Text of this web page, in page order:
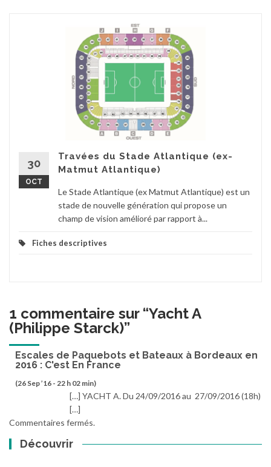
30
OCT
Travées du Stade Atlantique (ex-
Matmut Atlantique)
Le Stade Atlantique (ex Matmut Atlantique) est un
stade de nouvelle génération qui propose un
champ de vision amélioré par rapport à...
Fiches descriptives
1 commentaire sur “Yacht A
(Philippe Starck)”
Escales de Paquebots et Bateaux à Bordeaux en
2016 : C'est En France
(26 Sep ’16 - 22 h 02 min)
[…] YACHT A. Du 24/09/2016 au 27/09/2016 (18h)
[…]
Commentaires fermés.
Découvrir